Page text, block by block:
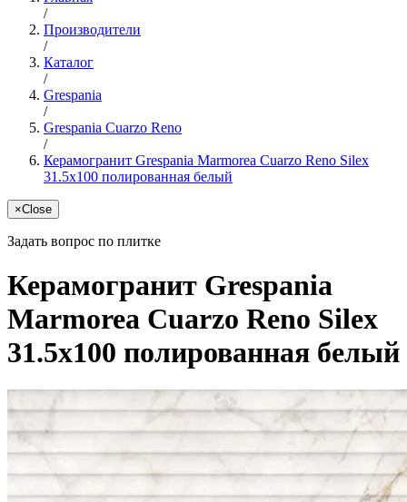
/
Производители
/
Каталог
/
Grespania
/
Grespania Cuarzo Reno
/
Керамогранит Grespania Marmorea Cuarzo Reno Silex
31.5x100 полированная белый
×Close
Задать вопрос по плитке
Керамогранит Grespania
Marmorea Cuarzo Reno Silex
31.5x100 полированная белый